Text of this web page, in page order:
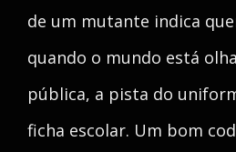
de um mutante indica
quando o mundo está
pública, a pista do
ficha escolar. Um bom